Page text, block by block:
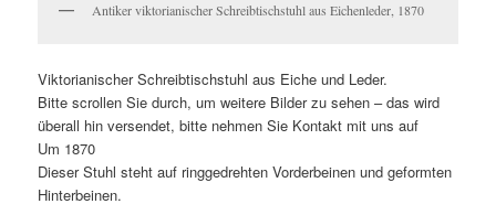
Antiker viktorianischer Schreibtischstuhl aus Eichenleder, 1870
Viktorianischer Schreibtischstuhl aus Eiche und Leder.
Bitte scrollen Sie durch, um weitere Bilder zu sehen – das wird
überall hin versendet, bitte nehmen Sie Kontakt mit uns auf
Um 1870
Dieser Stuhl steht auf ringgedrehten Vorderbeinen und geformten
Hinterbeinen.